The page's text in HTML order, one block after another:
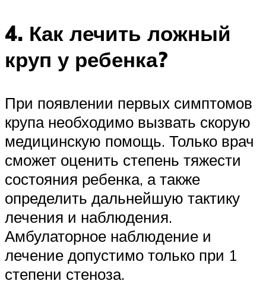
4. Как лечить ложный
круп у ребенка?
При появлении первых симптомов
крупа необходимо вызвать скорую
медицинскую помощь. Только врач
сможет оценить степень тяжести
состояния ребенка, а также
определить дальнейшую тактику
лечения и наблюдения.
Амбулаторное наблюдение и
лечение допустимо только при 1
степени стеноза.